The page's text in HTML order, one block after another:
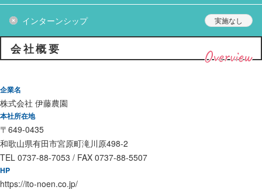
インターンシップ
Overview
会社概要
企業名
株式会社 伊藤農園
本社所在地
〒649-0435
和歌山県有田市宮原町滝川原498-2
TEL 0737-88-7053 / FAX 0737-88-5507
HP
https://ito-noen.co.jp/